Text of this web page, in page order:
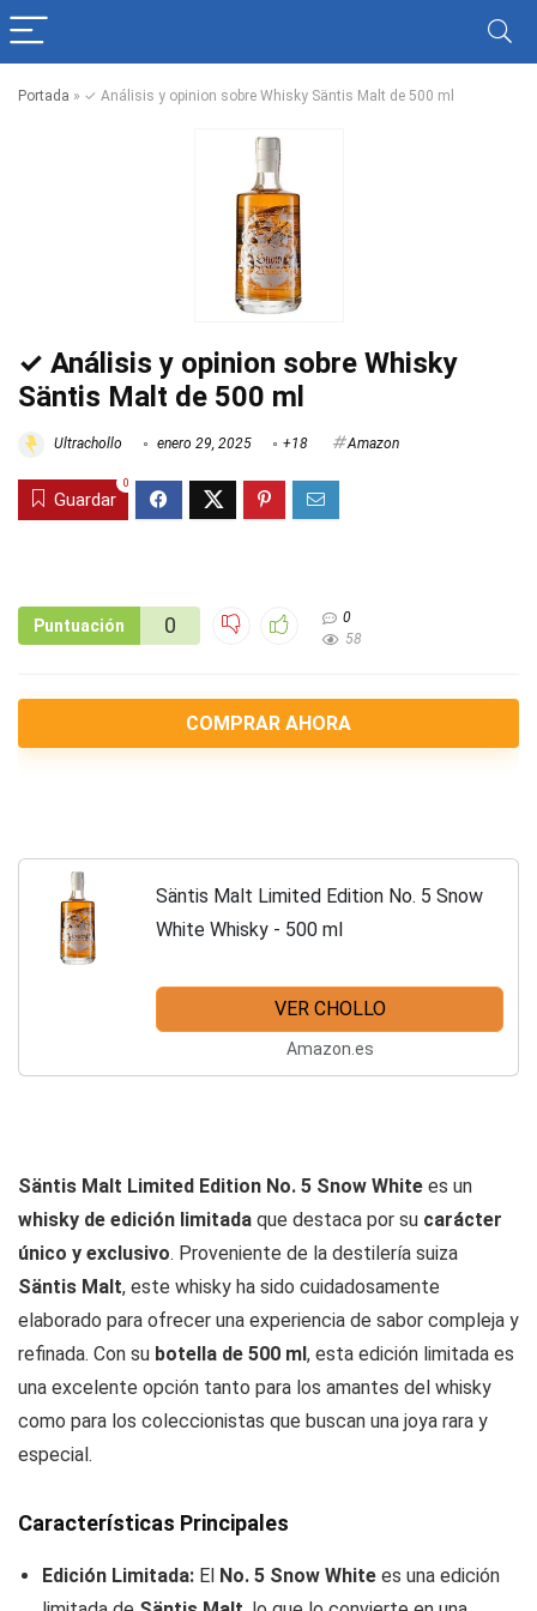
Portada » ✓ Análisis y opinion sobre Whisky Säntis Malt de 500 ml
✓ Análisis y opinion sobre Whisky
Säntis Malt de 500 ml
Ultrachollo enero 29, 2025 +18 Amazon
Guardar
0
Puntuación 0
0
58
COMPRAR AHORA
Säntis Malt Limited Edition No. 5 Snow
White Whisky - 500 ml
VER CHOLLO
Amazon.es
Säntis Malt Limited Edition No. 5 Snow White es un
whisky de edición limitada que destaca por su carácter
único y exclusivo. Proveniente de la destilería suiza
Säntis Malt, este whisky ha sido cuidadosamente
elaborado para ofrecer una experiencia de sabor compleja y
refinada. Con su botella de 500 ml, esta edición limitada es
una excelente opción tanto para los amantes del whisky
como para los coleccionistas que buscan una joya rara y
especial.
Características Principales
Edición Limitada: El No. 5 Snow White es una edición